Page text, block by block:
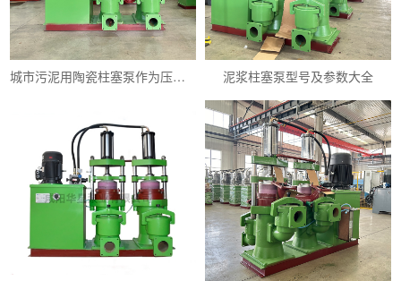
城市污泥用陶瓷柱塞泵作为压滤机进料泵怎么样 泥浆柱塞泵型号及参数大全